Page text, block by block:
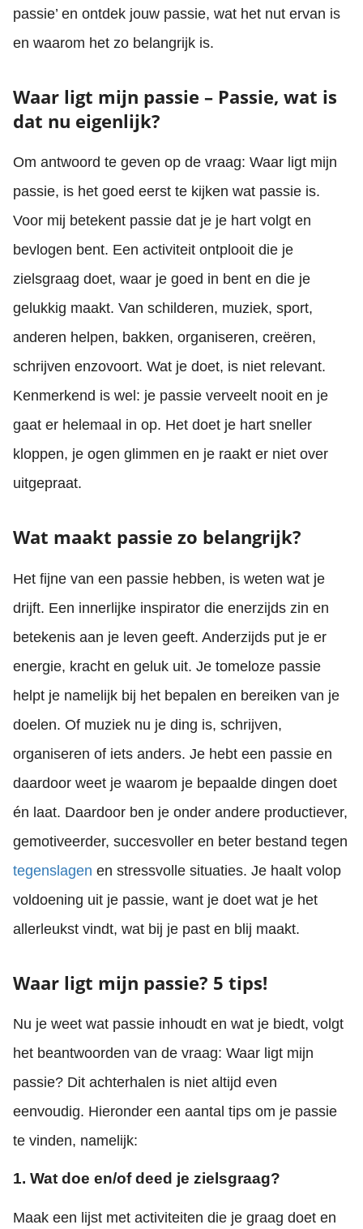
passie’ en ontdek jouw passie, wat het nut ervan is
en waarom het zo belangrijk is.
Waar ligt mijn passie – Passie, wat is
dat nu eigenlijk?
Om antwoord te geven op de vraag: Waar ligt mijn
passie, is het goed eerst te kijken wat passie is.
Voor mij betekent passie dat je je hart volgt en
bevlogen bent. Een activiteit ontplooit die je
zielsgraag doet, waar je goed in bent en die je
gelukkig maakt. Van schilderen, muziek, sport,
anderen helpen, bakken, organiseren, creëren,
schrijven enzovoort. Wat je doet, is niet relevant.
Kenmerkend is wel: je passie verveelt nooit en je
gaat er helemaal in op. Het doet je hart sneller
kloppen, je ogen glimmen en je raakt er niet over
uitgepraat.
Wat maakt passie zo belangrijk?
Het fijne van een passie hebben, is weten wat je
drijft. Een innerlijke inspirator die enerzijds zin en
betekenis aan je leven geeft. Anderzijds put je er
energie, kracht en geluk uit. Je tomeloze passie
helpt je namelijk bij het bepalen en bereiken van je
doelen. Of muziek nu je ding is, schrijven,
organiseren of iets anders. Je hebt een passie en
daardoor weet je waarom je bepaalde dingen doet
én laat. Daardoor ben je onder andere productiever,
gemotiveerder, succesvoller en beter bestand tegen
tegenslagen en stressvolle situaties. Je haalt volop
voldoening uit je passie, want je doet wat je het
allerleukst vindt, wat bij je past en blij maakt.
Waar ligt mijn passie? 5 tips!
Nu je weet wat passie inhoudt en wat je biedt, volgt
het beantwoorden van de vraag: Waar ligt mijn
passie? Dit achterhalen is niet altijd even
eenvoudig. Hieronder een aantal tips om je passie
te vinden, namelijk:
1. Wat doe en/of deed je zielsgraag?
Maak een lijst met activiteiten die je graag doet en